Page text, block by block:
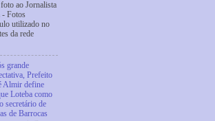
ao Jornalista
- Fotos
utilizado no
da rede
grande
Prefeito
Almir define
Loteba como
secretário de
de Barrocas